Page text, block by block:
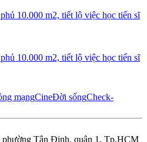
10.000 m2, tiết lộ việc học tiến sĩ
10.000 m2, tiết lộ việc học tiến sĩ
mạngCineĐời sốngCheck-
phường Tân Định, quận 1, Tp.HCM